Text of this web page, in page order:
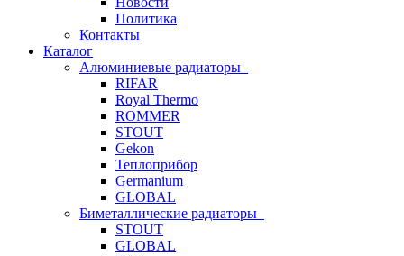
Политика
Контакты
Каталог
Алюминиевые радиаторы
RIFAR
Royal Thermo
ROMMER
STOUT
Gekon
Теплоприбор
Germanium
GLOBAL
Биметаллические радиаторы
STOUT
GLOBAL